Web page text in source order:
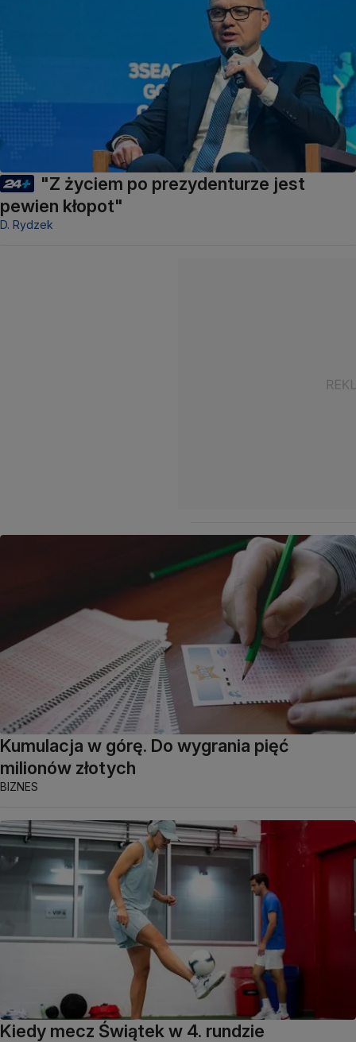
"Z życiem po prezydenturze jest
pewien kłopot"
D. Rydzek
Kumulacja w górę. Do wygrania pięć
milionów złotych
BIZNES
Kiedy mecz Świątek w 4. rundzie